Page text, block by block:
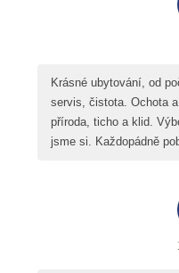
Krásné ubytování, od
servis, čistota. Ochota
příroda, ticho a klid.
jsme si. Každopádně